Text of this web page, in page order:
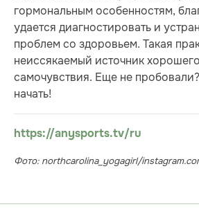
гормональным особенностям,
удается диагностировать и
проблем со здоровьем. Такая
неиссякаемый источник
самочувствия. Еще не
начать!
https://anysports.tv/ru
Фото: northcarolina_yogagirl/